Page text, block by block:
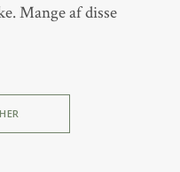
Mange af disse